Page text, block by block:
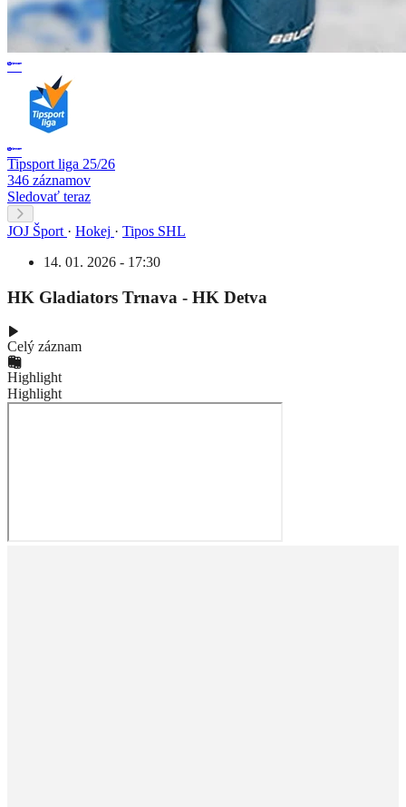
Tipsport liga 25/26
346 záznamov
Sledovať teraz
JOJ Šport · Hokej · Tipos SHL
14. 01. 2026 - 17:30
HK Gladiators Trnava - HK Detva
Celý záznam
Highlight
Highlight